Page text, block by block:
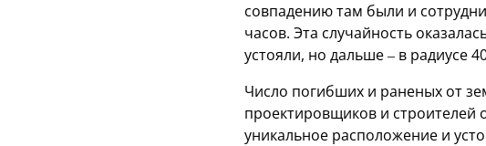
совпадению там были и
часов. Эта случайность
устояли, но дальше – в радиусе
Число погибших и раненых от
проектировщиков и строителей
уникальное расположение и